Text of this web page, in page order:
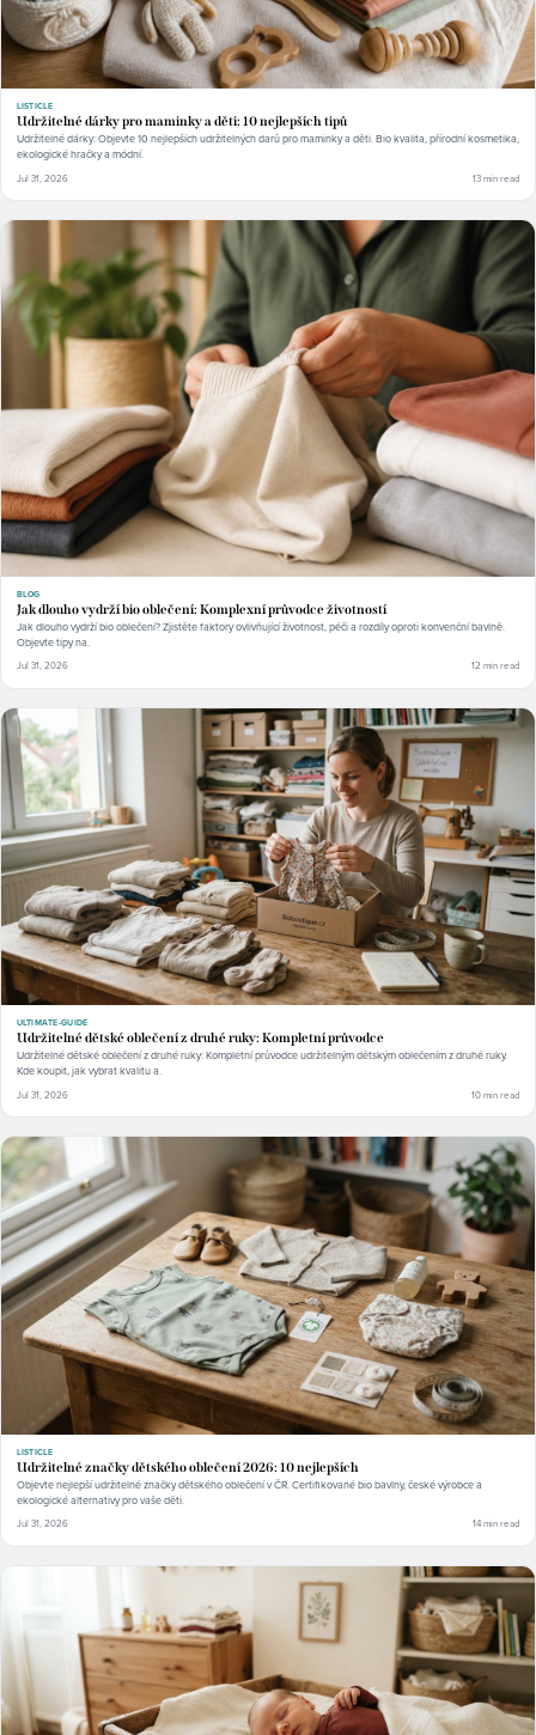
LISTICLE
Udržitelné dárky pro maminky a děti: 10 nejlepších tipů
Udržitelné dárky: Objevte 10 nejlepších udržitelných darů pro maminky a děti. Bio kvalita, přírodní kosmetika,
ekologické hračky a módní.
Jul 31, 2026 13 min read
BLOG
Jak dlouho vydrží bio oblečení: Komplexní průvodce životností
Jak dlouho vydrží bio oblečení? Zjistěte faktory ovlivňující životnost, péči a rozdíly oproti konvenční bavlně.
Objevte tipy na.
Jul 31, 2026 12 min read
ULTIMATE-GUIDE
Udržitelné dětské oblečení z druhé ruky: Kompletní průvodce
Udržitelné dětské oblečení z druhé ruky: Kompletní průvodce udržitelným dětským oblečením z druhé ruky.
Kde koupit, jak vybrat kvalitu a.
Jul 31, 2026 10 min read
LISTICLE
Udržitelné značky dětského oblečení 2026: 10 nejlepších
Objevte nejlepší udržitelné značky dětského oblečení v ČR. Certifikované bio bavlny, české výrobce a
ekologické alternativy pro vaše děti.
Jul 31, 2026 14 min read